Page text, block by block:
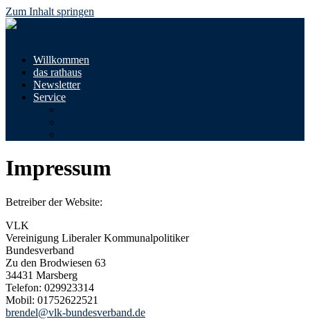
Zum Inhalt springen
Willkommen
das rathaus
Newsletter
Service
Impressum
Betreiber der Website:
VLK
Vereinigung Liberaler Kommunalpolitiker
Bundesverband
Zu den Brodwiesen 63
34431 Marsberg
Telefon: 029923314
Mobil: 01752622521
brendel@vlk-bundesverband.de